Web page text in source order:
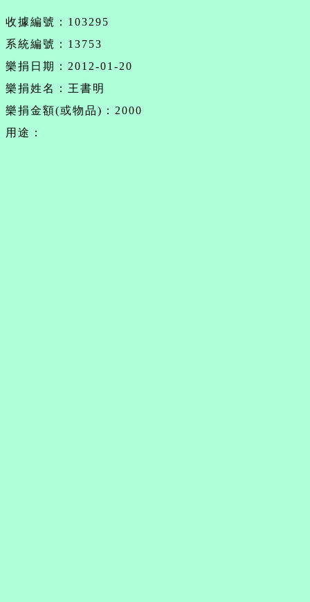
收據編號：103295
系統編號：13753
樂捐日期：2012-01-20
樂捐姓名：王書明
樂捐金額(或物品)：2000
用途：